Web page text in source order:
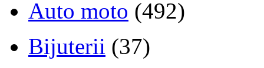
Auto moto (492)
Bijuterii (37)